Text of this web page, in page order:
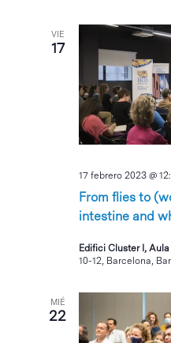
VIE
17
From flies to
intestine and
17 febrero 2023 @
Edifici Cluster I,
10-12, Barcelona,
MIÉ
22